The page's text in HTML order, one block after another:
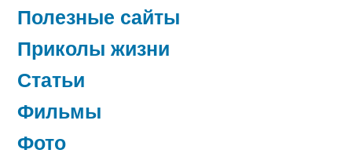
DMG
MORI
Полезные сайты
Приколы жизни
Статьи
Фильмы
Фото